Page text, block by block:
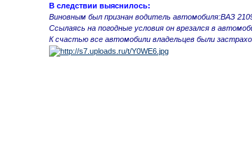
В следствии выяснилось:
Виновным был признан водитель автомобиля:ВАЗ
Ссылаясь на погодные условия он врезался в
К счастью все автомобили владельцев были